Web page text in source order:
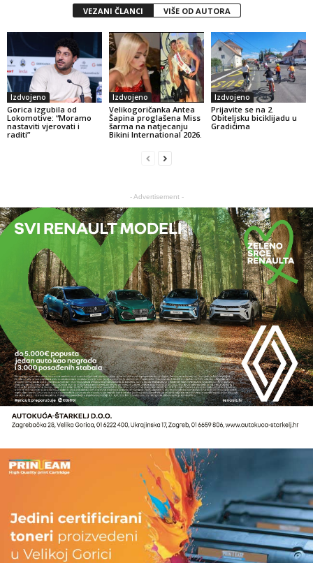
VEZANI ČLANCI VIŠE OD AUTORA
Izdvojeno
Gorica izgubila od
Lokomotive: “Moramo
nastaviti vjerovati i
raditi”
Izdvojeno
Velikogoričanka Antea
Šapina proglašena Miss
šarma na natjecanju
Bikini International 2026.
Izdvojeno
Prijavite se na 2.
Obiteljsku biciklijadu u
Gradićima
- Advertisement -